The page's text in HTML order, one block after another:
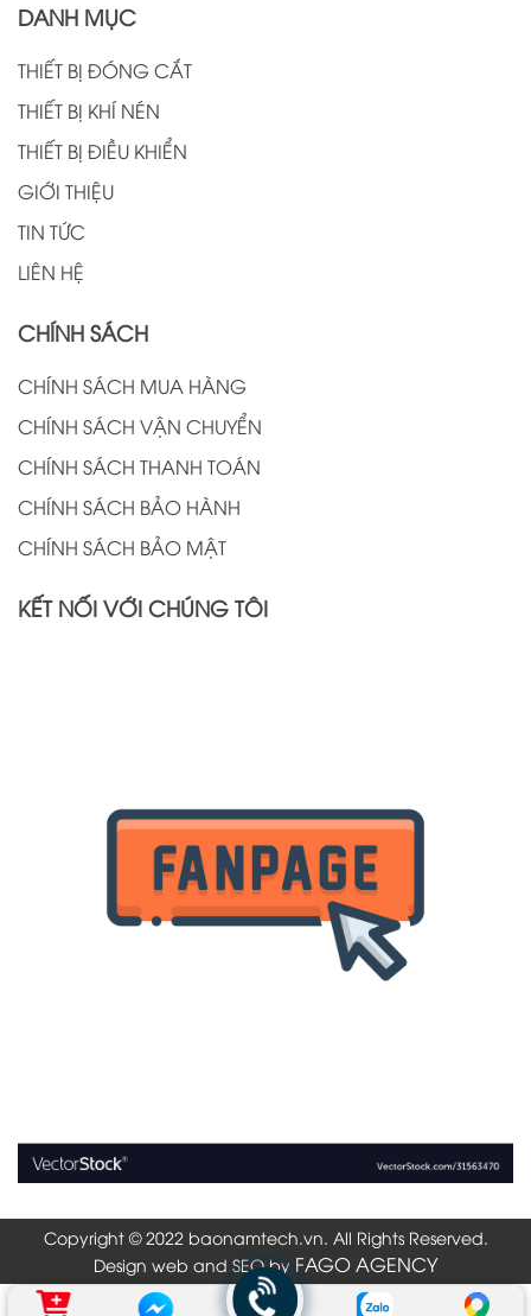
DANH MỤC
THIẾT BỊ ĐÓNG CẮT
THIẾT BỊ KHÍ NÉN
THIẾT BỊ ĐIỀU KHIỂN
GIỚI THIỆU
TIN TỨC
LIÊN HỆ
CHÍNH SÁCH
CHÍNH SÁCH MUA HÀNG
CHÍNH SÁCH VẬN CHUYỂN
CHÍNH SÁCH THANH TOÁN
CHÍNH SÁCH BẢO HÀNH
CHÍNH SÁCH BẢO MẬT
KẾT NỐI VỚI CHÚNG TÔI
Copyright © 2022 baonamtech.vn. All Rights Reserved.
Design web and SEO by FAGO AGENCY